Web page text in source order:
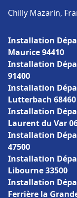
Chilly Mazarin,
Installation
Maurice 94410
Installation
91400
Installation
Lutterbach 68460
Installation
Laurent du Var
Installation
47500
Installation
Libourne 33500
Installation
Ferrière la